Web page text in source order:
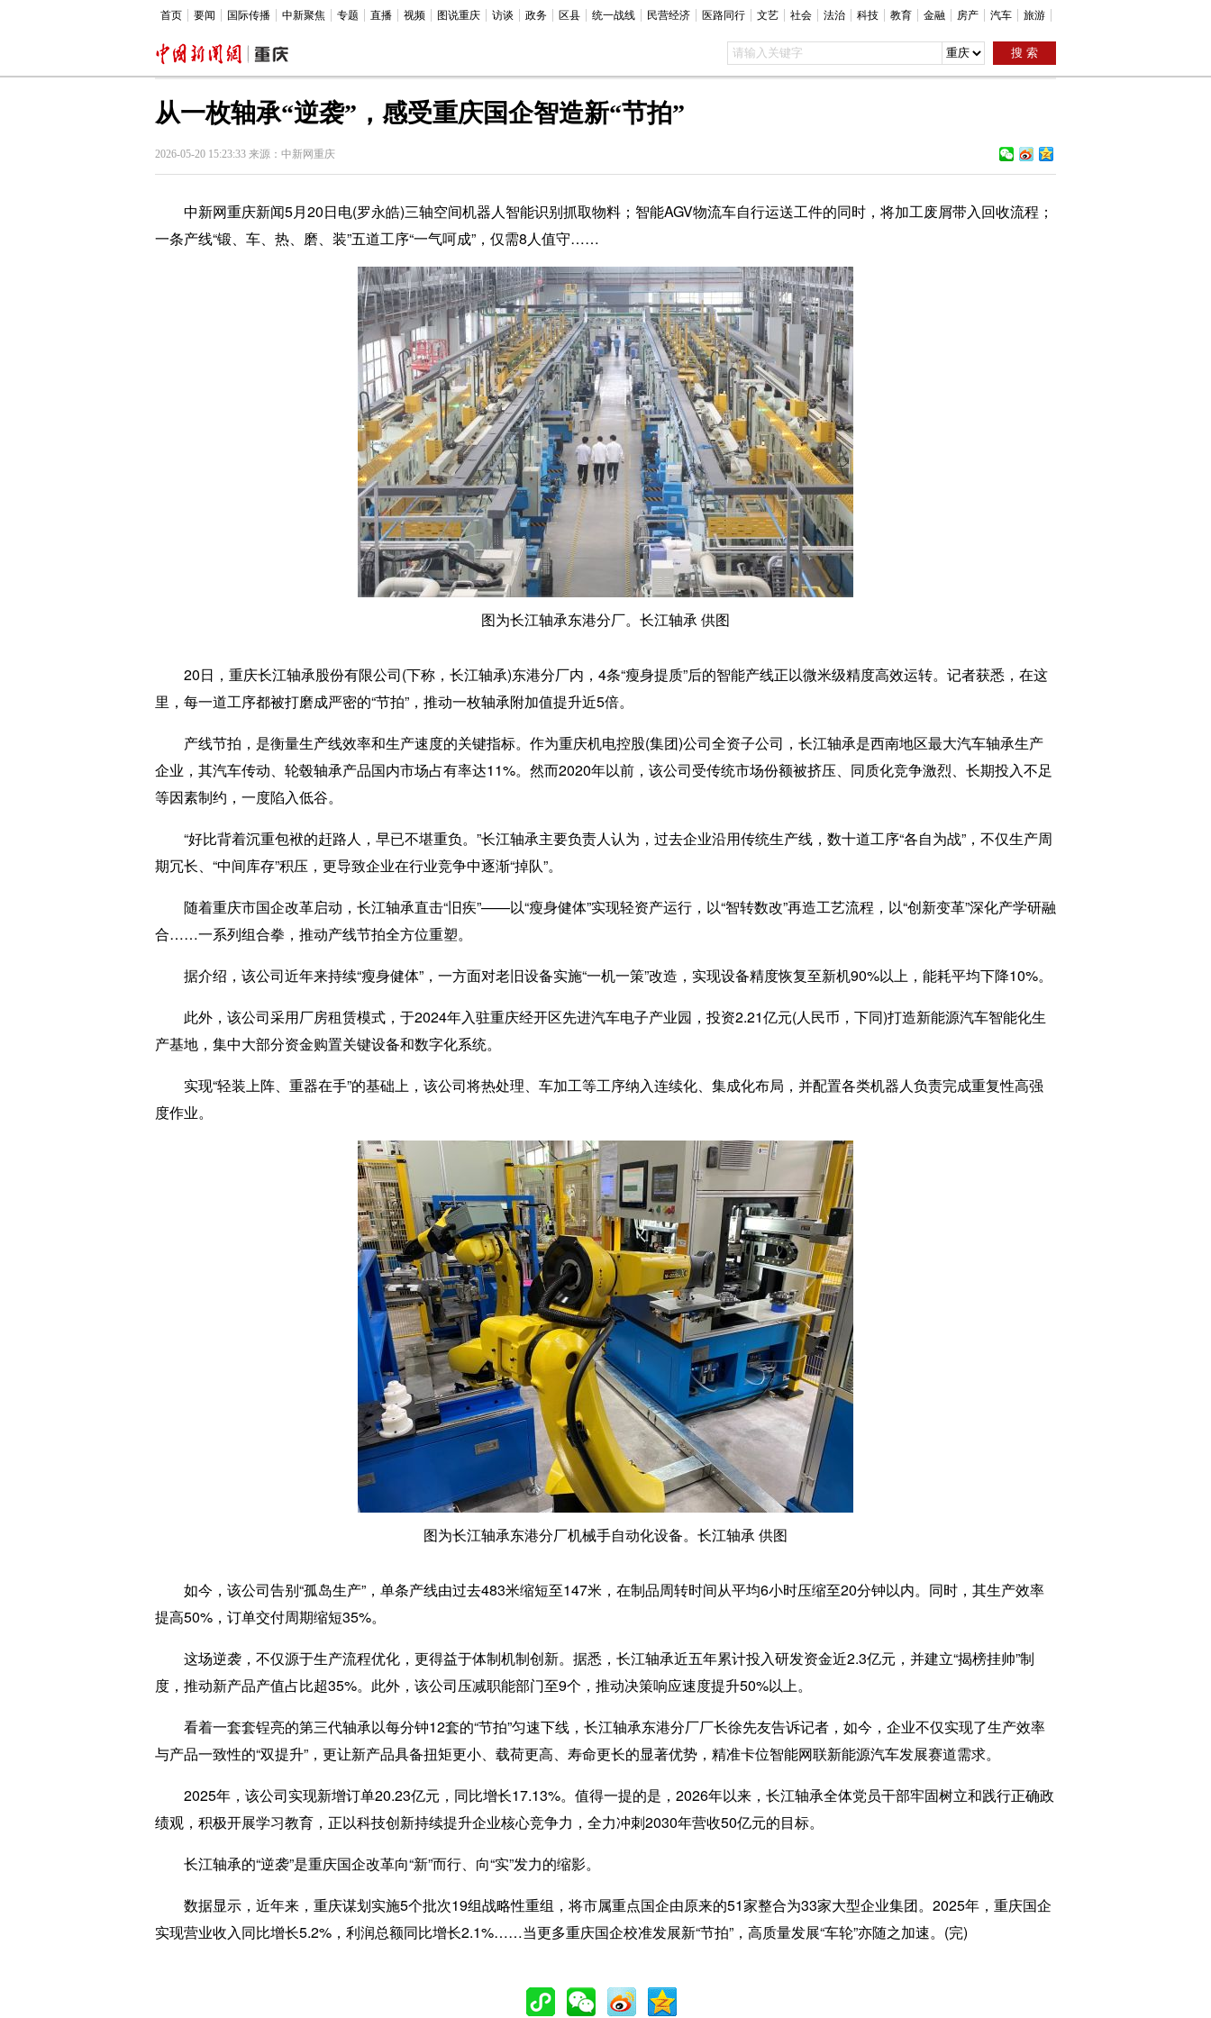
首页 要闻 国际传播 中新聚焦 专题 直播 视频 图说重庆 访谈 政务 区县 统一战线 民营经济 医路同行 文艺 社会 法治 科技 教育 金融 房产 汽车 旅游
从一枚轴承“逆袭”，感受重庆国企智造新“节拍”
2026-05-20 15:23:33 来源：中新网重庆
中新网重庆新闻5月20日电(罗永皓)三轴空间机器人智能识别抓取物料；智能AGV物流车自行运送工件的同时，将加工废屑带入回收流程；
一条产线“锻、车、热、磨、装”五道工序“一气呵成”，仅需8人值守……
图为长江轴承东港分厂。长江轴承 供图
20日，重庆长江轴承股份有限公司(下称，长江轴承)东港分厂内，4条“瘦身提质”后的智能产线正以微米级精度高效运转。记者获悉，在这
里，每一道工序都被打磨成严密的“节拍”，推动一枚轴承附加值提升近5倍。
产线节拍，是衡量生产线效率和生产速度的关键指标。作为重庆机电控股(集团)公司全资子公司，长江轴承是西南地区最大汽车轴承生产
企业，其汽车传动、轮毂轴承产品国内市场占有率达11%。然而2020年以前，该公司受传统市场份额被挤压、同质化竞争激烈、长期投入不足
等因素制约，一度陷入低谷。
“好比背着沉重包袱的赶路人，早已不堪重负。”长江轴承主要负责人认为，过去企业沿用传统生产线，数十道工序“各自为战”，不仅生产周
期冗长、“中间库存”积压，更导致企业在行业竞争中逐渐“掉队”。
随着重庆市国企改革启动，长江轴承直击“旧疾”——以“瘦身健体”实现轻资产运行，以“智转数改”再造工艺流程，以“创新变革”深化产学研融
合……一系列组合拳，推动产线节拍全方位重塑。
据介绍，该公司近年来持续“瘦身健体”，一方面对老旧设备实施“一机一策”改造，实现设备精度恢复至新机90%以上，能耗平均下降10%。
此外，该公司采用厂房租赁模式，于2024年入驻重庆经开区先进汽车电子产业园，投资2.21亿元(人民币，下同)打造新能源汽车智能化生
产基地，集中大部分资金购置关键设备和数字化系统。
实现“轻装上阵、重器在手”的基础上，该公司将热处理、车加工等工序纳入连续化、集成化布局，并配置各类机器人负责完成重复性高强
度作业。
图为长江轴承东港分厂机械手自动化设备。长江轴承 供图
如今，该公司告别“孤岛生产”，单条产线由过去483米缩短至147米，在制品周转时间从平均6小时压缩至20分钟以内。同时，其生产效率
提高50%，订单交付周期缩短35%。
这场逆袭，不仅源于生产流程优化，更得益于体制机制创新。据悉，长江轴承近五年累计投入研发资金近2.3亿元，并建立“揭榜挂帅”制
度，推动新产品产值占比超35%。此外，该公司压减职能部门至9个，推动决策响应速度提升50%以上。
看着一套套锃亮的第三代轴承以每分钟12套的“节拍”匀速下线，长江轴承东港分厂厂长徐先友告诉记者，如今，企业不仅实现了生产效率
与产品一致性的“双提升”，更让新产品具备扭矩更小、载荷更高、寿命更长的显著优势，精准卡位智能网联新能源汽车发展赛道需求。
2025年，该公司实现新增订单20.23亿元，同比增长17.13%。值得一提的是，2026年以来，长江轴承全体党员干部牢固树立和践行正确政
绩观，积极开展学习教育，正以科技创新持续提升企业核心竞争力，全力冲刺2030年营收50亿元的目标。
长江轴承的“逆袭”是重庆国企改革向“新”而行、向“实”发力的缩影。
数据显示，近年来，重庆谋划实施5个批次19组战略性重组，将市属重点国企由原来的51家整合为33家大型企业集团。2025年，重庆国企
实现营业收入同比增长5.2%，利润总额同比增长2.1%……当更多重庆国企校准发展新“节拍”，高质量发展“车轮”亦随之加速。(完)